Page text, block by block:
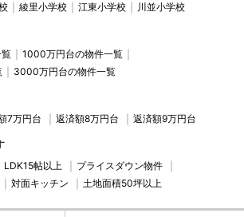
綾里小学校 江東小学校 川並小学校
1000万円台の物件一覧
3000万円台の物件一覧
7万円台 返済額8万円台 返済額9万円台
LDK15帖以上
プライスダウン物件
対面キッチン 土地面積50坪以上